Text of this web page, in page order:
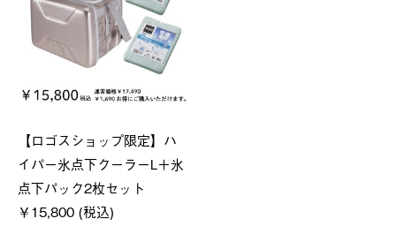
【ロゴスショップ限定】ハ
イパー氷点下クーラーL＋氷
点下パック2枚セット
￥15,800 (税込)